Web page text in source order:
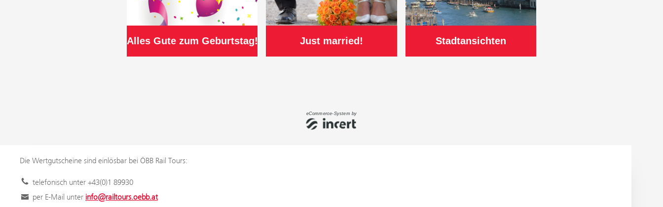
Die Wertgutscheine sind einlösbar bei ÖBB Rail Tours:
telefonisch unter +43(0)1 89930
per E-Mail unter info@railtours.oebb.at